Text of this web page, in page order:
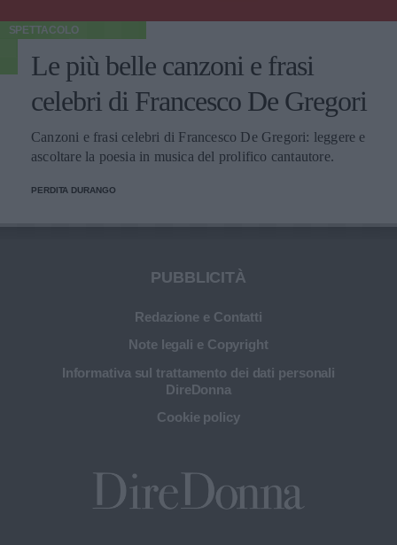
SPETTACOLO
Le più belle canzoni e frasi
celebri di Francesco De Gregori
Canzoni e frasi celebri di Francesco De Gregori: leggere e
ascoltare la poesia in musica del prolifico cantautore.
PERDITA DURANGO
PUBBLICITÀ
Redazione e Contatti
Note legali e Copyright
Informativa sul trattamento dei dati personali
DireDonna
Cookie policy